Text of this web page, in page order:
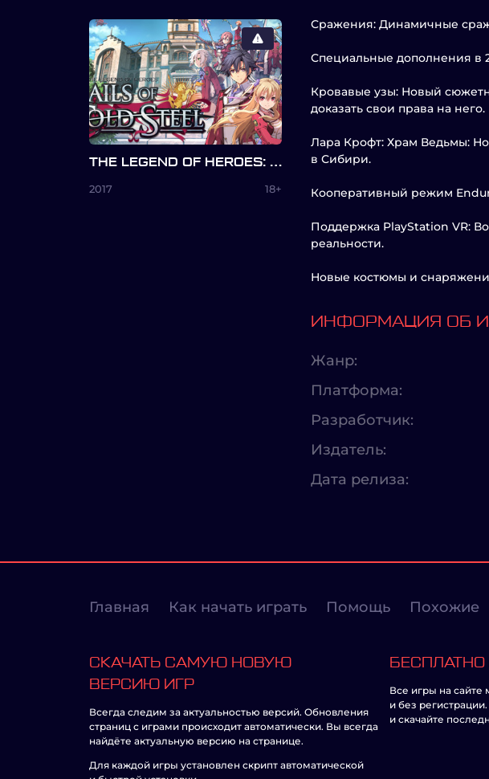
THE LEGEND OF HEROES: TRAILS OF COLD STEEL
2017 18+
Сражения: Динамичные
Специальные дополнения в
Кровавые узы: Новый
доказать свои права на него.
Лара Крофт: Храм Ведьмы:
в Сибири.
Кооперативный режим
Поддержка PlayStation VR:
реальности.
Новые костюмы и
ИНФОРМАЦИЯ ОБ
Жанр:
Платформа:
Разработчик:
Издатель:
Дата релиза:
Главная Как начать играть Помощь Похожие
СКАЧАТЬ САМУЮ НОВУЮ
ВЕРСИЮ ИГР
Всегда следим за актуальностью версий. Обновления
страниц с играми происходит автоматически. Вы всегда
найдёте актуальную версию на странице.
Для каждой игры установлен скрипт автоматической
БЕСПЛАТНО
Все игры на сайте
и без
и скачайте